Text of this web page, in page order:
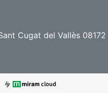
Cugat del Vallès 08172